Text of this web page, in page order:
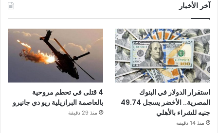
آخر الأخبار
استقرار الدولار في البنوك
المصرية.. الأخضر يسجل 49.74
جنيه للشراء بالأهلي
منذ 14 دقيقة
4 قتلى في تحطم مروحية
بالعاصمة البرازيلية ريو دي جانيرو
منذ 29 دقيقة